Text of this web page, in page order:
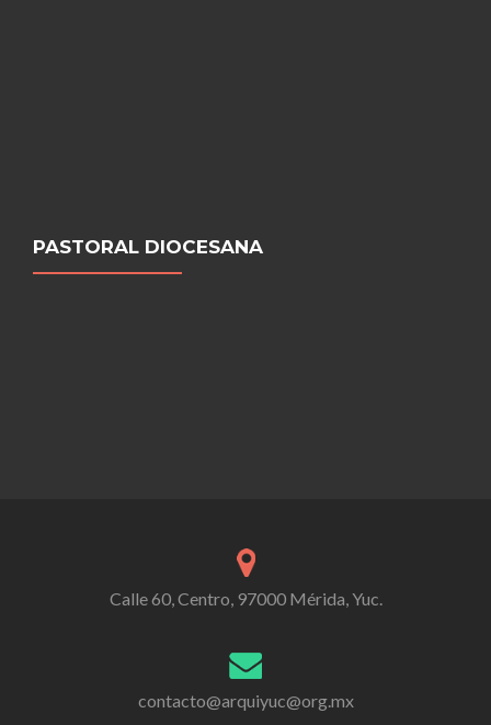
PASTORAL DIOCESANA
Calle 60, Centro, 97000 Mérida, Yuc.
contacto@arquiyuc@org.mx